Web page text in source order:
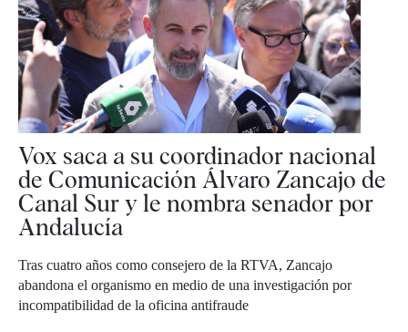
Vox saca a su coordinador nacional
de Comunicación Álvaro Zancajo de
Canal Sur y le nombra senador por
Andalucía
Tras cuatro años como consejero de la RTVA, Zancajo
abandona el organismo en medio de una investigación por
incompatibilidad de la oficina antifraude